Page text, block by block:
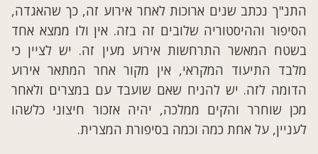
התנ"ך נכתב שנים ארוכות לאחר אירוע זה, כך שהאגדה,
הסיפור וההיסטוריה שלובים זה בזה. אין ולו ממצא אחד
בשטח המאשר התרחשות אירוע מעין זה. יש לציין כי
מלבד התיעוד המקראי, אין מקור אחר המתאר אירוע
הדומה לזה. יש להניח שאם שועבד עם במצרים ולאחר
מכן שוחרר והקים ממלכה, יהיה אזכור חיצוני כלשהו
לעניין, על אחת כמה וכמה בסיפורת המצרית.